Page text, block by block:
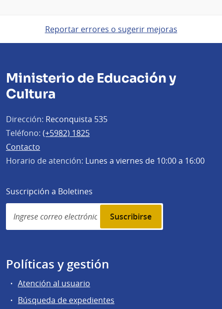
Reportar errores o sugerir mejoras
Ministerio de Educación y
Cultura
Dirección: Reconquista 535
Teléfono: (+5982) 1825
Contacto
Horario de atención: Lunes a viernes de 10:00 a 16:00
Suscripción a Boletines
Simplenews
subscription
Políticas y gestión
Atención al usuario
Búsqueda de expedientes